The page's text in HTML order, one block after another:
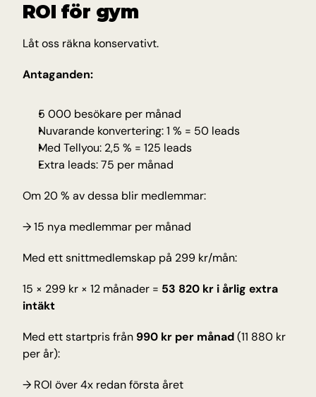
ROI för gym
Låt oss räkna konservativt.
Antaganden:
5 000 besökare per månad
Nuvarande konvertering: 1 % = 50 leads
Med Tellyou: 2,5 % = 125 leads
Extra leads: 75 per månad
Om 20 % av dessa blir medlemmar:
→ 15 nya medlemmar per månad
Med ett snittmedlemskap på 299 kr/mån:
15 × 299 kr × 12 månader = 53 820 kr i årlig extra
intäkt
Med ett startpris från 990 kr per månad (11 880 kr
per år):
→ ROI över 4x redan första året